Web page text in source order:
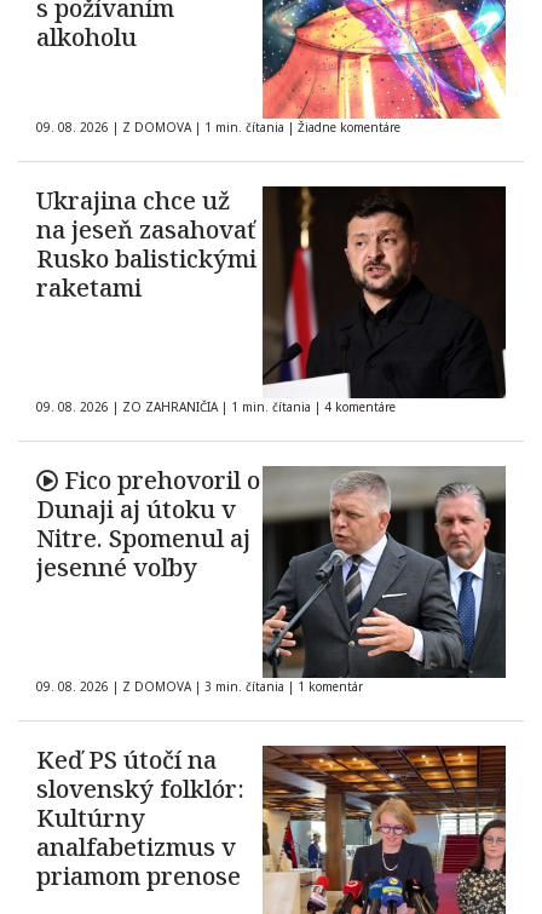
s požívaním
alkoholu
09. 08. 2026 | Z DOMOVA | 1 min. čítania | Žiadne komentáre
Ukrajina chce už
na jeseň zasahovať
Rusko balistickými
raketami
09. 08. 2026 | ZO ZAHRANIČIA | 1 min. čítania | 4 komentáre
Fico prehovoril o
Dunaji aj útoku v
Nitre. Spomenul aj
jesenné voľby
09. 08. 2026 | Z DOMOVA | 3 min. čítania | 1 komentár
Keď PS útočí na
slovenský folklór:
Kultúrny
analfabetizmus v
priamom prenose